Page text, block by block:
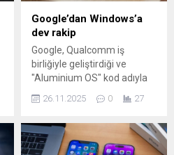
Google’dan Windows’a
dev rakip
Google, Qualcomm iş
birliğiyle geliştirdiği ve
"Aluminium OS" kod adıyla
bilinen Android tabanlı yeni
bir masaüstü işletim
olmaya hazırlanıyor.
26.11.2025 0 27